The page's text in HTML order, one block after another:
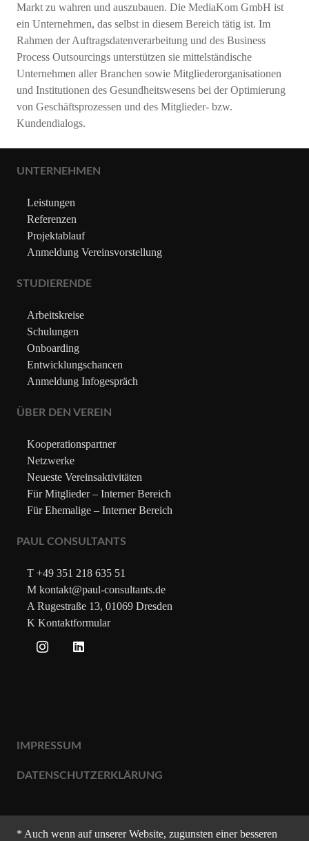
Markt zu wahren und auszubauen. Die MediaKom GmbH ist
ein Unternehmen, das selbst in diesem Bereich tätig ist. Im
Rahmen der Auftragsdatenverarbeitung und des Business
Process Outsourcings unterstützen sie mittelständische
Unternehmen aller Branchen sowie Mitgliederorganisationen
und Institutionen des Gesundheitswesens bei der Optimierung
von Geschäftsprozessen und des Mitglieder- bzw.
Kundendialogs.
UNTERNEHMEN
Leistungen
Referenzen
Projektablauf
Anmeldung Vereinsvorstellung
STUDIERENDE
Arbeitskreise
Schulungen
Onboarding
Entwicklungschancen
Anmeldung Infogespräch
ÜBER DEN VEREIN
Kooperationspartner
Netzwerke
Neueste Vereinsaktivitäten
Für Mitglieder – Interner Bereich
Für Ehemalige – Interner Bereich
PAUL CONSULTANTS
T +49 351 218 635 51
M kontakt@paul-consultants.de
A Rugestraße 13, 01069 Dresden
K Kontaktformular
IMPRESSUM
DATENSCHUTZERKLÄRUNG
* Auch wenn auf unserer Website, zugunsten einer besseren